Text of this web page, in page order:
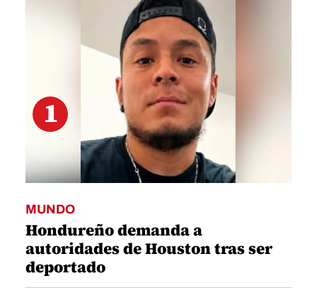
1
MUNDO
Hondureño demanda a
autoridades de Houston tras ser
deportado